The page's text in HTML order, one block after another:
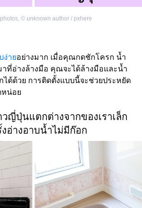
, © unknown author / pxhere
ง่ายอย่างมาก เมื่อคุณกดชักโครก น้ำ
าที่อ่างล้างมือ คุณจะได้ล้างมือและน้ำ
ได้ด้วย การติดตั้งแบบนี้จะช่วยประหยัด
หน่อย
ญี่ปุ่นแตกต่างจากของเราเล็ก
อ่างอาบน้ำไม่มีก๊อก